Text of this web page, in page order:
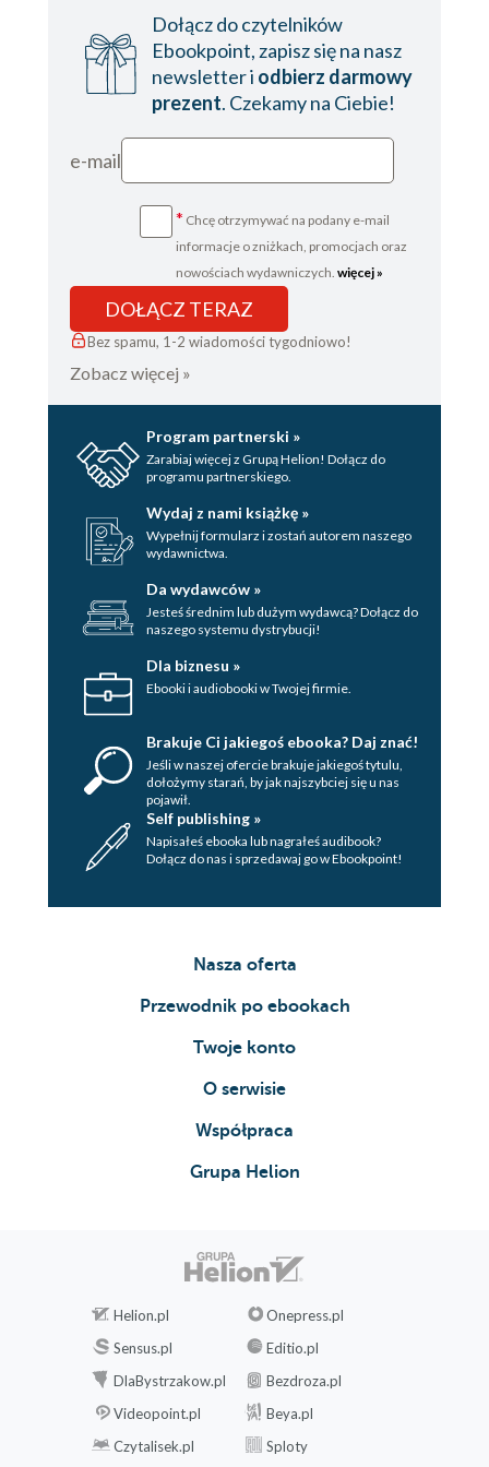
Dołącz do czytelników
Ebookpoint, zapisz się na nasz
newsletter i odbierz darmowy
prezent. Czekamy na Ciebie!
e-mail
* Chcę otrzymywać na podany e-mail
informacje o zniżkach, promocjach oraz
nowościach wydawniczych. więcej »
DOŁĄCZ TERAZ
Bez spamu, 1-2 wiadomości tygodniowo!
Zobacz więcej »
Program partnerski »
Zarabiaj więcej z Grupą Helion! Dołącz do
programu partnerskiego.
Wydaj z nami książkę »
Wypełnij formularz i zostań autorem naszego
wydawnictwa.
Da wydawców »
Jesteś średnim lub dużym wydawcą? Dołącz do
naszego systemu dystrybucji!
Dla biznesu »
Ebooki i audiobooki w Twojej firmie.
Brakuje Ci jakiegoś ebooka? Daj znać!
Jeśli w naszej ofercie brakuje jakiegoś tytulu,
dołożymy starań, by jak najszybciej się u nas
pojawił.
Self publishing »
Napisałeś ebooka lub nagrałeś audibook?
Dołącz do nas i sprzedawaj go w Ebookpoint!
Nasza oferta
Przewodnik po ebookach
Twoje konto
O serwisie
Współpraca
Grupa Helion
Helion.pl
Onepress.pl
Sensus.pl
Editio.pl
DlaBystrzakow.pl
Bezdroza.pl
Videopoint.pl
Beya.pl
Czytalisek.pl
Sploty